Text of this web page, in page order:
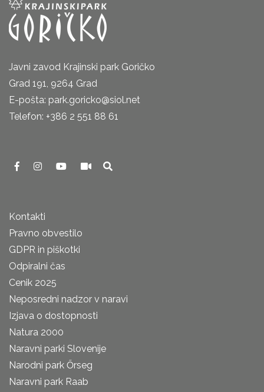
Javni zavod Krajinski park Goričko
Grad 191, 9264 Grad
E-pošta: park.goricko@siol.net
Telefon: +386 2 551 88 61
Kontakti
Pravno obvestilo
GDPR in piškotki
Odpiralni čas
Cenik 2025
Neposredni nadzor v naravi
Izjava o dostopnosti
Natura 2000
Naravni parki Slovenije
Narodni park Őrseg
Naravni park Raab